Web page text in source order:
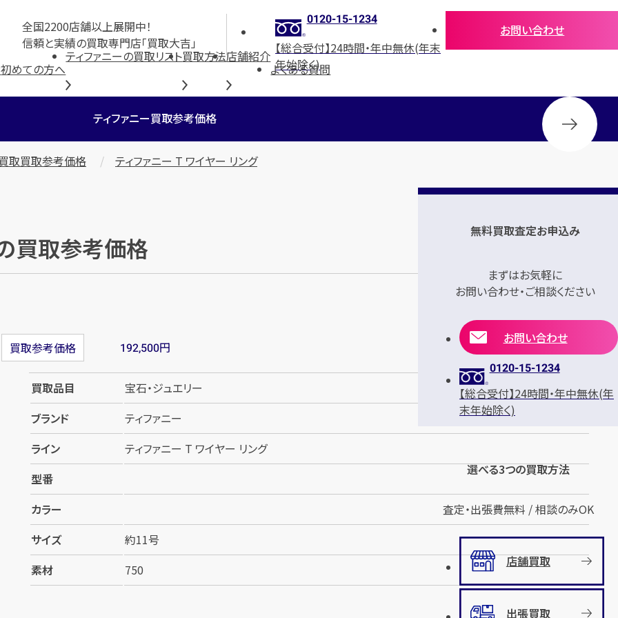
全国2200店舗以上展開中！
信頼と実績の買取専門店「買取大吉」
0120-15-1234
【総合受付】24時間・年中無休(年末
年始除く)
お問い合わせ
初めての方へ
ティファニーの買取リスト買取方法店舗紹介
よくある質問
ティファニー買取参考価格
取買取参考価格 ティファニー T ワイヤー リング
の買取参考価格
買取参考価格 192,500円
買取品目
宝石・ジュエリー
ブランド
ティファニー
ライン
ティファニー T ワイヤー リング
型番
カラー
サイズ
約11号
素材
750
無料買取査定お申込み
まずはお気軽に
お問い合わせ・ご相談ください
お問い合わせ
0120-15-1234
【総合受付】24時間・年中無休(年
末年始除く)
選べる3つの買取方法
査定・出張費無料 / 相談のみOK
店舗買取
出張買取